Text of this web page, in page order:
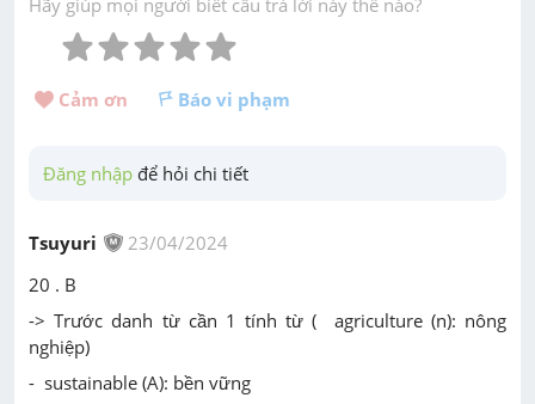
Cảm ơn Báo vi phạm
Đăng nhập để hỏi chi tiết
Tsuyuri
23/04/2024
20 . B
-> Trước danh từ cần 1 tính từ (
agriculture (n): nông
nghiệp)
- sustainable (A): bền vững